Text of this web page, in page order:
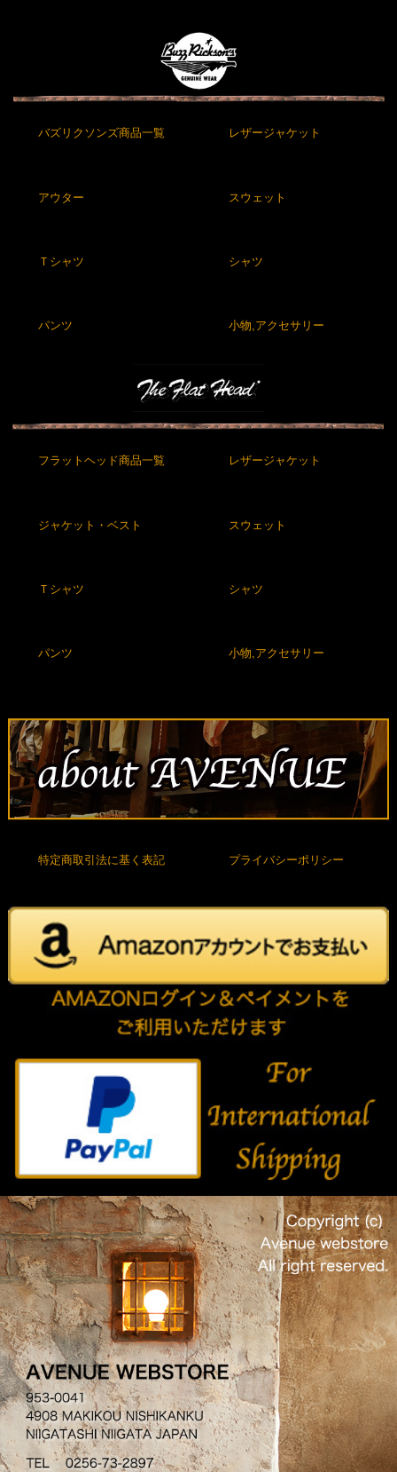
バズリクソンズ商品一覧 レザージャケット
アウター スウェット
Ｔシャツ シャツ
パンツ 小物,アクセサリー
フラットヘッド商品一覧 レザージャケット
ジャケット・ベスト スウェット
Ｔシャツ シャツ
パンツ 小物,アクセサリー
特定商取引法に基く表記 プライバシーポリシー